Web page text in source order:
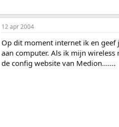
12 apr 2004
Op dit moment internet ik en
aan computer. Als ik mijn
de config website van Medion.......